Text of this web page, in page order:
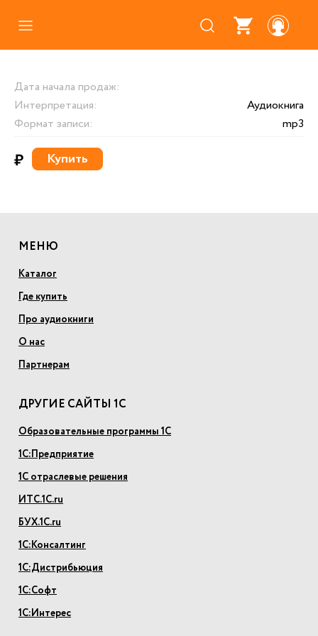
Где купить
Про аудиокниги
О нас
Дата начала продаж:
Интерпретация:
Аудиокнига
Формат записи:
mp3
₽ Купить
МЕНЮ
Каталог
Где купить
Про аудиокниги
О нас
Партнерам
ДРУГИЕ САЙТЫ 1С
Образовательные программы 1С
1С:Предприятие
1С отраслевые решения
ИТС.1С.ru
БУХ.1С.ru
1С:Консалтинг
1С:Дистрибьюция
1С:Софт
1С:Интерес